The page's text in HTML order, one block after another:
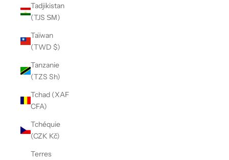
Tadjikistan
(TJS ЅМ)
Taïwan
(TWD $)
Tanzanie
(TZS Sh)
Tchad (XAF
CFA)
Tchéquie
(CZK Kč)
Terres